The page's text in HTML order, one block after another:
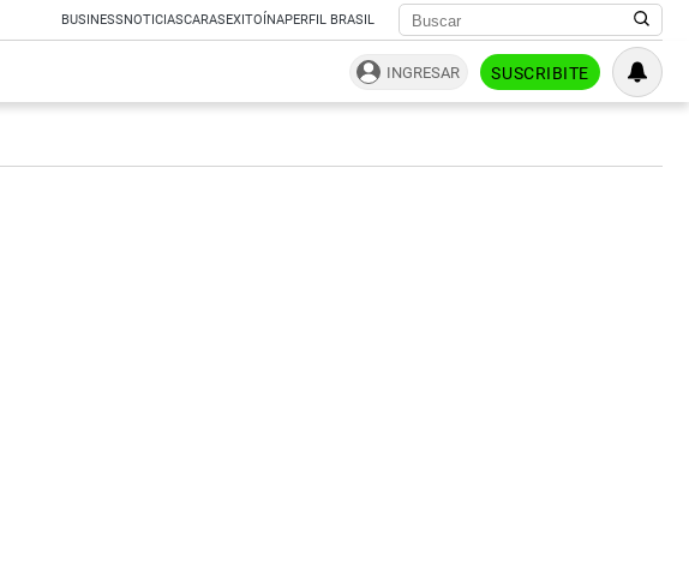
BUSINESSNOTICIASCARASEXITOÍNAPERFIL BRASIL
INGRESAR SUSCRIBITE